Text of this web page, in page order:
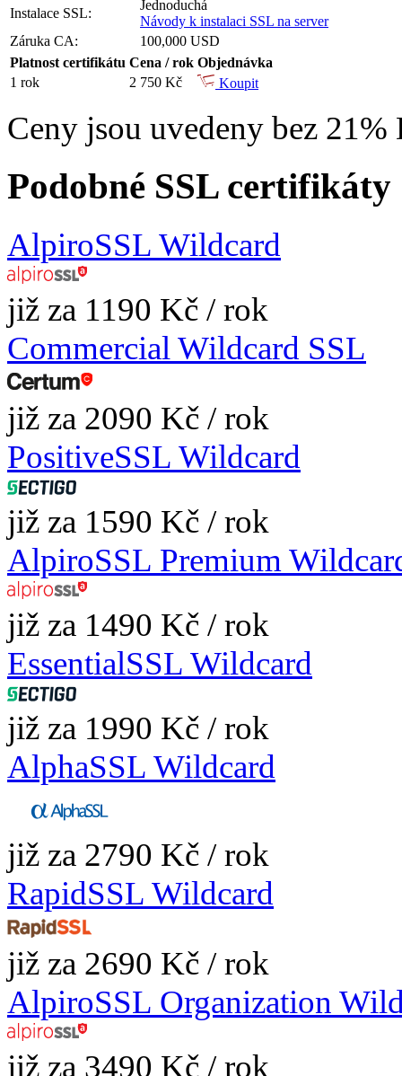
Instalace SSL:
Jednoduchá
Návody k instalaci SSL na server
Záruka CA:
100,000 USD
Platnost certifikátu Cena / rok Objednávka
1 rok
2 750 Kč Koupit
Ceny jsou uvedeny bez 21%
Podobné SSL certifikáty
AlpiroSSL Wildcard
již za 1190 Kč / rok
Commercial Wildcard SSL
již za 2090 Kč / rok
PositiveSSL Wildcard
již za 1590 Kč / rok
AlpiroSSL Premium
již za 1490 Kč / rok
EssentialSSL Wildcard
již za 1990 Kč / rok
AlphaSSL Wildcard
již za 2790 Kč / rok
RapidSSL Wildcard
již za 2690 Kč / rok
AlpiroSSL Organization
již za 3490 Kč / rok